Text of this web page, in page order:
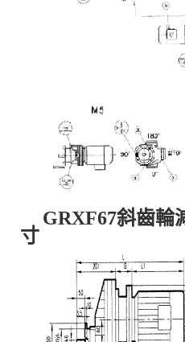
GRXF67斜齒輪
寸